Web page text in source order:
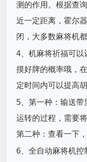
测的作用。根据查
近一定距离，霍尔
闭，大多数麻将机
4、机麻将祈福可以
摸好牌的概率哦，
定时间内可以提高
5、第一种：输送
运转的过程，需要
第二种：查看一下
6、全自动麻将机控